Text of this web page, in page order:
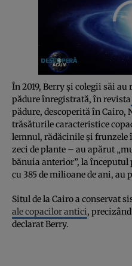
În 2019, Berry și colegii săi
pădure înregistrată, în revista
pădure, descoperită în Cairo,
trăsăturile caracteristice
lemnul, rădăcinile și
zeci de plante – au apărut
bănuia anterior”, la
cu 385 de milioane de ani,
Situl de la Cairo a conservat
ale copacilor antici,
declarat Berry.